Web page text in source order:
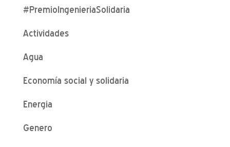
#PremioIngenieriaSolidaria
Actividades
Agua
Economía social y solidaria
Energia
Genero